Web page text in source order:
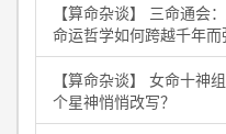
【算命杂谈】 三命通会
命运哲学如何跨越千年而
【算命杂谈】 女命十神
个星神悄悄改写？